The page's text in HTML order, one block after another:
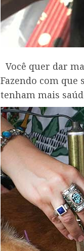
Você quer dar
Fazendo com
tenham mais